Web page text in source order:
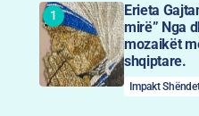
Erieta
mirë” Nga
mozaikët
shqiptare.
Impakt